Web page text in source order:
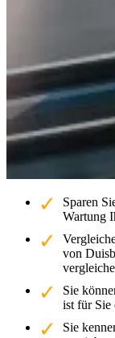
Sparen
Wartung
von
Sie
ist für Sie
Sie